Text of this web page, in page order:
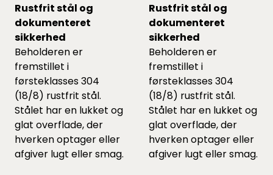
Rustfrit stål og
dokumenteret
sikkerhed
Beholderen er
fremstillet i
førsteklasses 304
(18/8) rustfrit stål.
Stålet har en lukket og
glat overflade, der
hverken optager eller
afgiver lugt eller smag.
Rustfrit stål og
dokumenteret
sikkerhed
Beholderen er
fremstillet i
førsteklasses 304
(18/8) rustfrit stål.
Stålet har en lukket og
glat overflade, der
hverken optager eller
afgiver lugt eller smag.